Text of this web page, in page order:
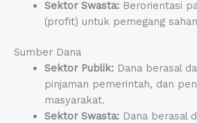
Sektor Swasta:Berorientasi
(profit) untuk pemegang
Sumber Dana
Sektor Publik:Dana berasal
pinjaman pemerintah, dan
masyarakat.
Sektor Swasta:Dana berasal